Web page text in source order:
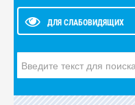
ДЛЯ СЛАБОВИДЯЩИХ